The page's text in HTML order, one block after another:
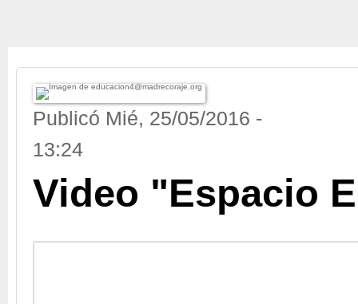
Publicó Mié, 25/05/2016 -
13:24
Video "Espacio